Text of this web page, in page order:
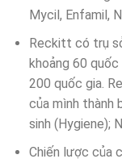
Mycil, Enfamil,
Reckitt có trụ
khoảng 60
200 quốc gia.
của mình thành
sinh (Hygiene);
Chiến lược của